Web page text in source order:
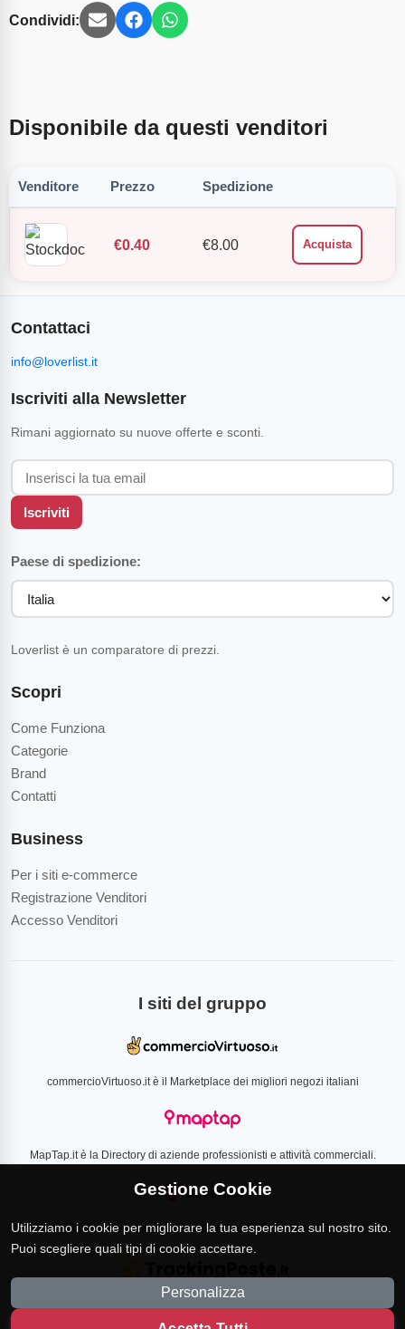
Condividi:
Disponibile da questi venditori
Venditore Prezzo Spedizione
€0.40 €8.00 Acquista
Scopri
Come Funziona
Categorie
Brand
Contatti
Business
Per i siti e-commerce
Registrazione Venditori
Accesso Venditori
Contattaci
info@loverlist.it
Iscriviti alla Newsletter
Rimani aggiornato su nuove offerte e sconti.
Iscriviti
Paese di spedizione:
Loverlist è un comparatore di prezzi.
I siti del gruppo
commercioVirtuoso.it è il Marketplace dei migliori negozi italiani
MapTap.it è la Directory di aziende professionisti e attività commerciali.
Loverlist.com è il comparatore di prezzo CSS certificato Google
Gestione Cookie
Utilizziamo i cookie per migliorare la tua esperienza sul nostro sito.
Puoi scegliere quali tipi di cookie accettare.
Personalizza